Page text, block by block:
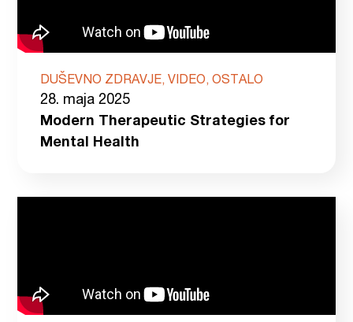
DUŠEVNO ZDRAVJE, VIDEO, OSTALO
28. maja 2025
Modern Therapeutic Strategies for
Mental Health